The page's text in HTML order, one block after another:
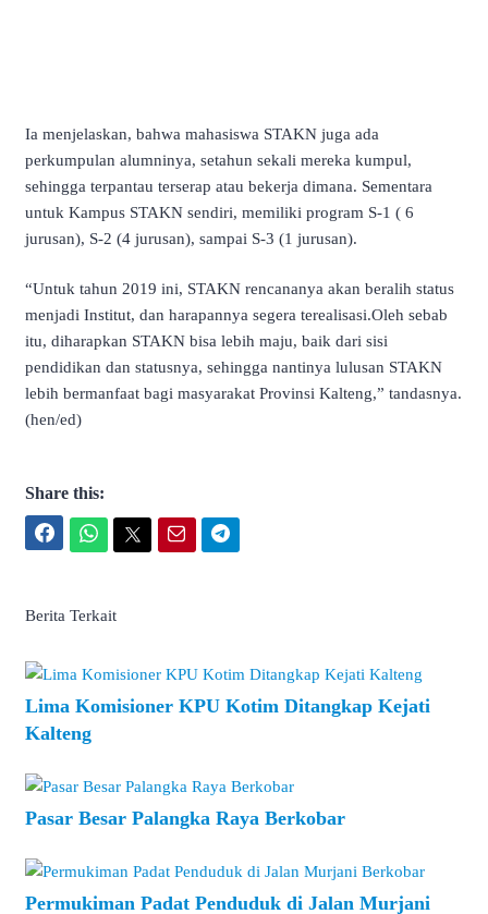
Ia menjelaskan, bahwa mahasiswa STAKN juga ada
perkumpulan alumninya, setahun sekali mereka kumpul,
sehingga terpantau terserap atau bekerja dimana. Sementara
untuk Kampus STAKN sendiri, memiliki program S-1 ( 6
jurusan), S-2 (4 jurusan), sampai S-3 (1 jurusan).
“Untuk tahun 2019 ini, STAKN rencananya akan beralih status
menjadi Institut, dan harapannya segera terealisasi.Oleh sebab
itu, diharapkan STAKN bisa lebih maju, baik dari sisi
pendidikan dan statusnya, sehingga nantinya lulusan STAKN
lebih bermanfaat bagi masyarakat Provinsi Kalteng,” tandasnya.
(hen/ed)
Share this:
Berita Terkait
Lima Komisioner KPU Kotim Ditangkap Kejati
Kalteng
Pasar Besar Palangka Raya Berkobar
Permukiman Padat Penduduk di Jalan Murjani